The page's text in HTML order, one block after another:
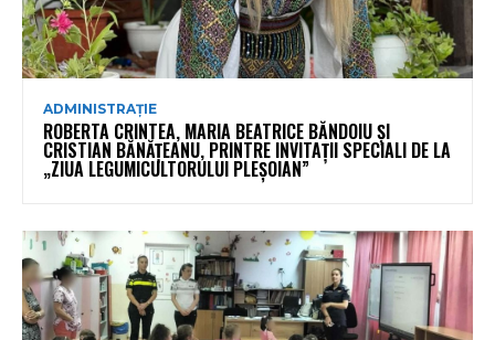
ADMINISTRAȚIE
ROBERTA CRINTEA, MARIA BEATRICE BĂNDOIU ȘI
CRISTIAN BĂNĂȚEANU, PRINTRE INVITAȚII SPECIALI DE LA
„ZIUA LEGUMICULTORULUI PLEȘOIAN”